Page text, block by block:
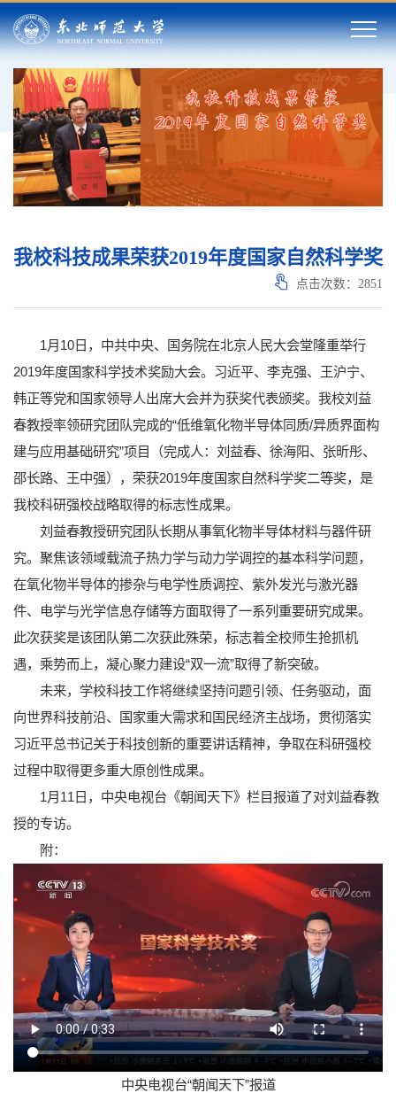
我校科技成果荣获2019年度国家自然科学奖
点击次数： 2851
1月10日，中共中央、国务院在北京人民大会堂隆重举行
2019年度国家科学技术奖励大会。习近平、李克强、王沪宁、
韩正等党和国家领导人出席大会并为获奖代表颁奖。我校刘益
春教授率领研究团队完成的“低维氧化物半导体同质/异质界面构
建与应用基础研究”项目（完成人：刘益春、徐海阳、张昕彤、
邵长路、王中强），荣获2019年度国家自然科学奖二等奖，是
我校科研强校战略取得的标志性成果。
刘益春教授研究团队长期从事氧化物半导体材料与器件研
究。聚焦该领域载流子热力学与动力学调控的基本科学问题，
在氧化物半导体的掺杂与电学性质调控、紫外发光与激光器
件、电学与光学信息存储等方面取得了一系列重要研究成果。
此次获奖是该团队第二次获此殊荣，标志着全校师生抢抓机
遇，乘势而上，凝心聚力建设“双一流”取得了新突破。
未来，学校科技工作将继续坚持问题引领、任务驱动，面
向世界科技前沿、国家重大需求和国民经济主战场，贯彻落实
习近平总书记关于科技创新的重要讲话精神，争取在科研强校
过程中取得更多重大原创性成果。
1月11日，中央电视台《朝闻天下》栏目报道了对刘益春教
授的专访。
附：
中央电视台“朝闻天下”报道